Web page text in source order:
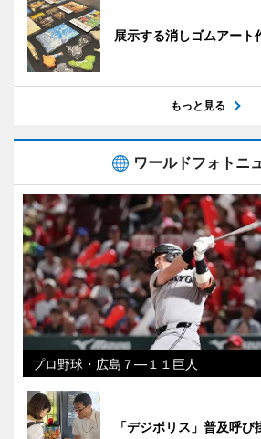
展示する消しゴムアート
もっと見る
ワールドフォトニ
プロ野球・広島７―１１巨人
「デジポリス」普及呼び